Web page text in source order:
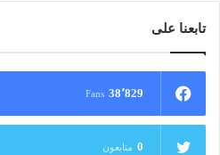
تابعنا على
38٬829 Fans
0 متابعون